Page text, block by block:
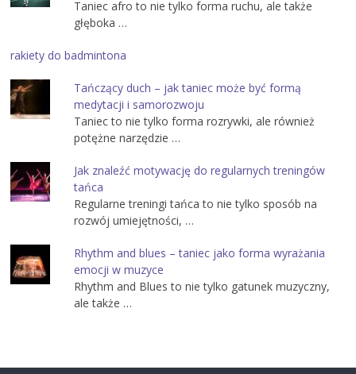
Taniec afro to nie tylko forma ruchu, ale także
głęboka …
rakiety do badmintona
Tańczący duch – jak taniec może być formą
medytacji i samorozwoju
Taniec to nie tylko forma rozrywki, ale również
potężne narzędzie …
Jak znaleźć motywację do regularnych treningów
tańca
Regularne treningi tańca to nie tylko sposób na
rozwój umiejętności, …
Rhythm and blues – taniec jako forma wyrażania
emocji w muzyce
Rhythm and Blues to nie tylko gatunek muzyczny,
ale także …